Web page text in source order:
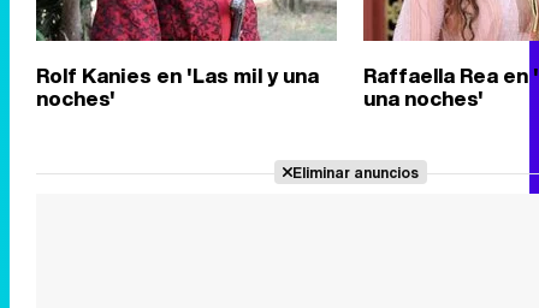
Rolf Kanies en 'Las mil y una
noches'
Raffaella Rea en
una noches'
Eliminar anuncios